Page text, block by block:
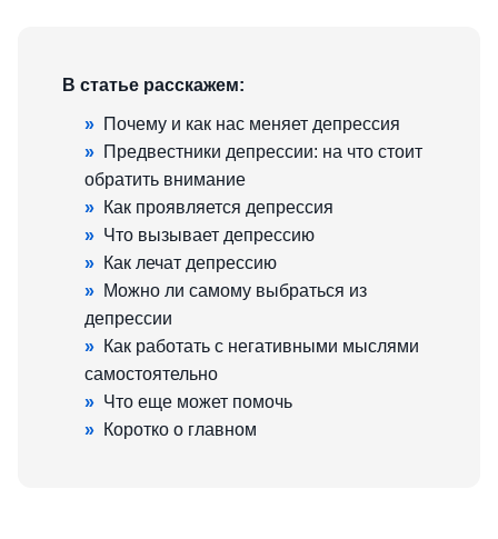
В статье расскажем:
» Почему и как нас меняет депрессия
» Предвестники депрессии: на что стоит
обратить внимание
» Как проявляется депрессия
» Что вызывает депрессию
» Как лечат депрессию
» Можно ли самому выбраться из
депрессии
» Как работать с негативными мыслями
самостоятельно
» Что еще может помочь
» Коротко о главном